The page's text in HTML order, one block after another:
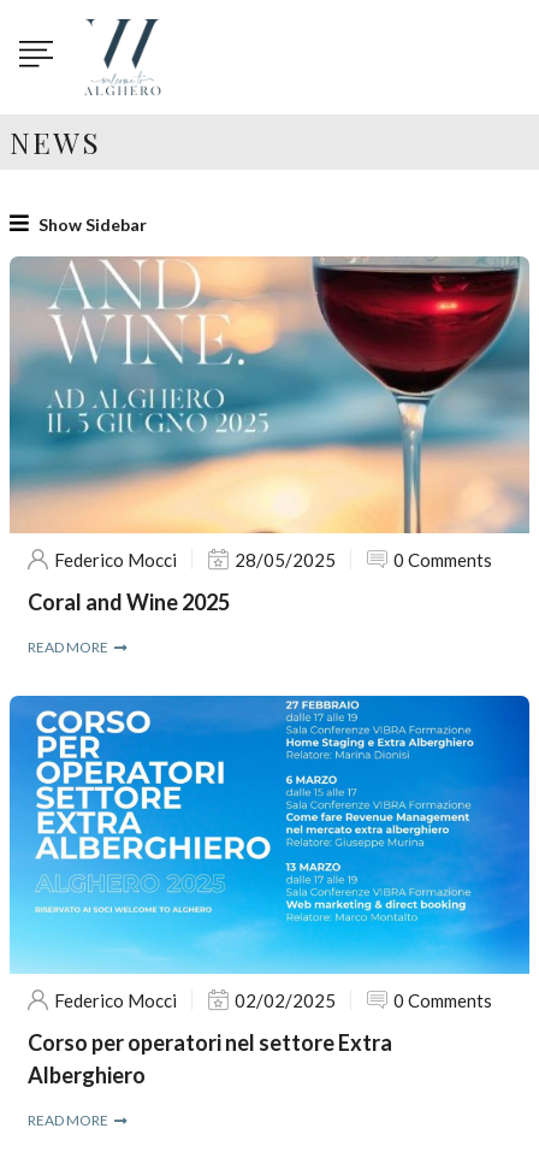
NEWS
Show Sidebar
Federico Mocci 28/05/2025 0 Comments
Coral and Wine 2025
READ MORE
Federico Mocci 02/02/2025 0 Comments
Corso per operatori nel settore Extra
Alberghiero
READ MORE